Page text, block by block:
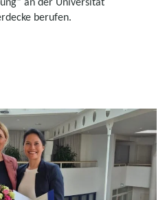
berufen.